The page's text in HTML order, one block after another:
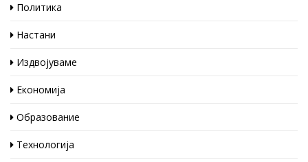
Политика
Настани
Издвојуваме
Економија
Образование
Технологија